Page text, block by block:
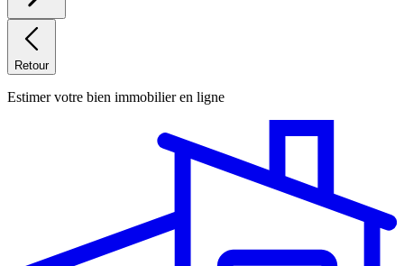
Retour
Estimer votre bien immobilier en ligne